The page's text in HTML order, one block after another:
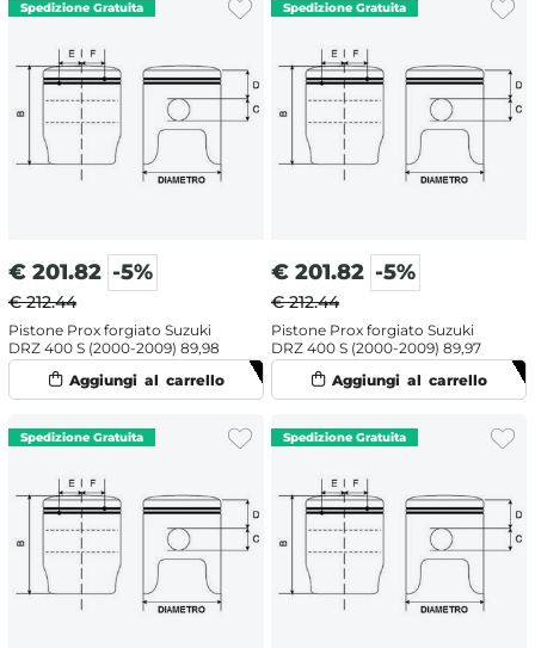
€ 201.82 -5%
€ 212.44
Pistone Prox forgiato Suzuki
DRZ 400 S (2000-2009) 89,98
€ 201.82 -5%
€ 212.44
Pistone Prox forgiato Suzuki
DRZ 400 S (2000-2009) 89,97